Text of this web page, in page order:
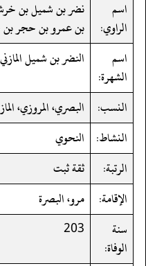
اسم
الراوي:
نضر بن شميل بن
بن عمرو بن حجر بن
اسم
الشهرة:
النضر بن شميل
النسب:
البصري، المروزي،
النشاط: النحوي
الرتبة:
ثقة ثبت
الإقامة:
مرو، البصرة
سنة
الوفاة:
203